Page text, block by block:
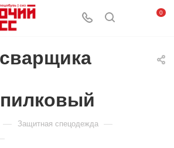
0
— Защитная спецодежда —